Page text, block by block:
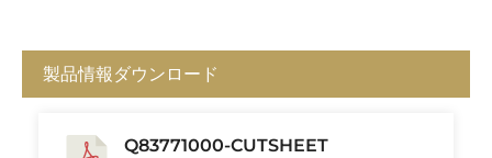
製品情報ダウンロード
Q83771000-CUTSHEET